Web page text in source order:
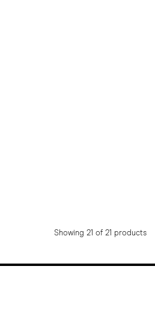
Showing 21 of 21 products